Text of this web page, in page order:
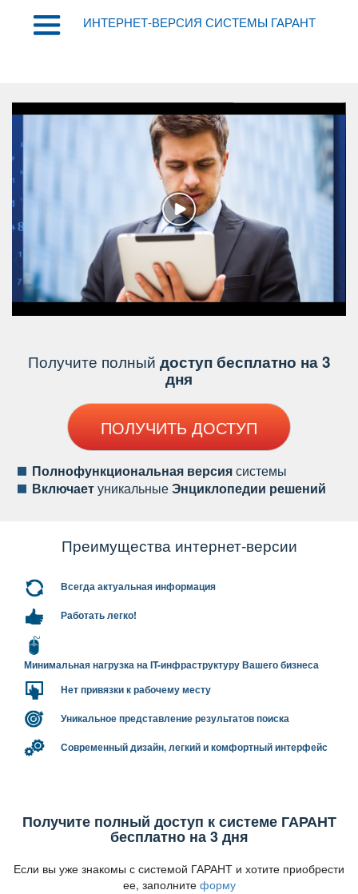
ИНТЕРНЕТ-ВЕРСИЯ СИСТЕМЫ ГАРАНТ
Получите полный доступ бесплатно на 3
дня
ПОЛУЧИТЬ ДОСТУП
Полнофункциональная версиясистемы
ключаетуникальныеЭнциклопедии решений
Преимущества интернет-версии
сегда актуальная информация
Работать легко!
Минимальная нагрузка на IT-инфраструктуру Вашего бизнеса
Нет привязки к рабочему месту
Уникальное представление результатов поиска
Современный дизайн, легкий и комфортный интерфейс
Получите полный доступ к системе ГАРАНТ
есплатно на 3 дня
Если вы уже знакомы с системой ГАРАНТ и хотите приобрести
ее, заполните форму